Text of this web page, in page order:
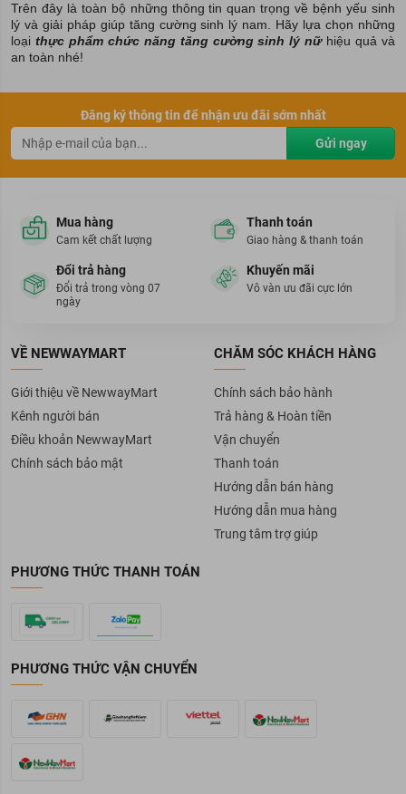
Trên đây là toàn bộ những thông tin quan trọng về bệnh yếu sinh
lý và giải pháp giúp tăng cường sinh lý nam. Hãy lựa chọn những
loại thực phẩm chức năng tăng cường sinh lý nữhiệu quả và
an toàn nhé!
Đăng ký thông tin để nhận ưu đãi sớm nhất
Gửi ngay
Mua hàng
Cam kết chất lượng
Thanh toán
Giao hàng & thanh toán
Đổi trả hàng
Đổi trả trong vòng 07
ngày
Khuyến mãi
Vô vàn ưu đãi cực lớn
VỀ NEWWAYMART
Giới thiệu về NewwayMart
Kênh người bán
Điều khoản NewwayMart
Chính sách bảo mật
CHĂM SÓC KHÁCH HÀNG
Chính sách bảo hành
Trả hàng & Hoàn tiền
Vận chuyển
Thanh toán
Hướng dẫn bán hàng
Hướng dẫn mua hàng
Trung tâm trợ giúp
PHƯƠNG THỨC THANH TOÁN
PHƯƠNG THỨC VẬN CHUYỂN